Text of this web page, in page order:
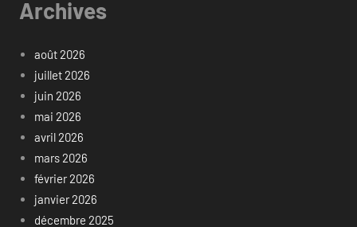
Archives
août 2026
juillet 2026
juin 2026
mai 2026
avril 2026
mars 2026
février 2026
janvier 2026
décembre 2025